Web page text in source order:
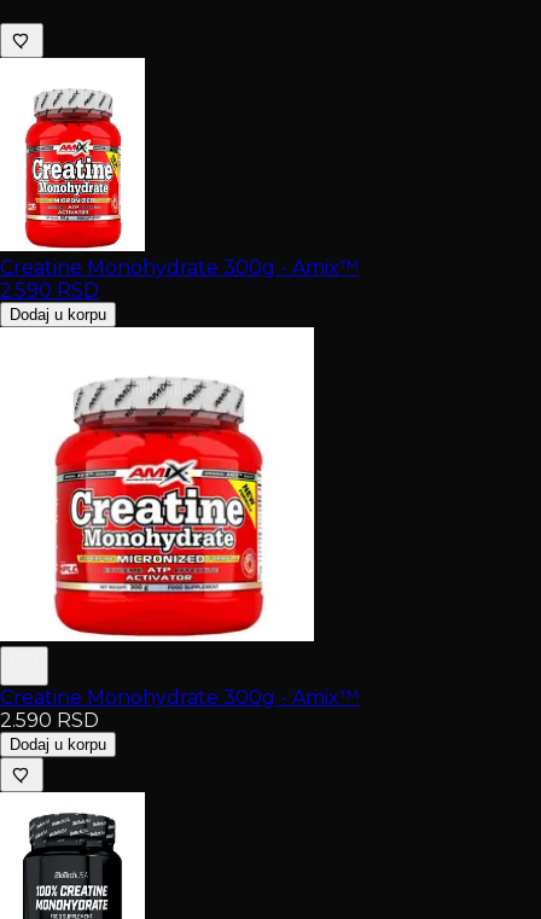
Creatine Monohydrate 300g - Amix™
2.590 RSD
Dodaj u korpu
Creatine Monohydrate 300g - Amix™
2.590 RSD
Dodaj u korpu